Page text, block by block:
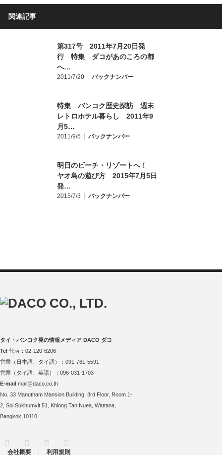
関連記事
第317号 2011年7月20日発
行 特集 ダコがあのころの都
へ…
2011/7/20 バックナンバー
特集 バンコク歴史探訪 週末
レトロホテル暮らし 2011年9
月5…
2011/9/5 バックナンバー
明日のビーチ・リゾートへ！
ヤオ島の遊び方 2015年7月5日
発…
2015/7/3 バックナンバー
タイ・バンコク発の情報メディア DACO ダコ
Tel 代表：02-120-6206
営業（日本語、タイ語）：091-761-5591
営業（タイ語、英語）：096-031-1703
E-mail mail@daco.co.th
No. 33 Manutham Mansion Building, 3rd Floor, Room 1-
2, Soi Sukhumvit 51, Khlong Tan Nuea, Wattana,
Bangkok 10110
Twitter FacebookInstagram
会社概要
利用規則